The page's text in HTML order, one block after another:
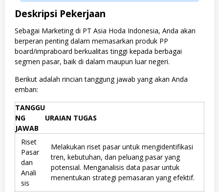
Deskripsi Pekerjaan
Sebagai Marketing di PT Asia Hoda Indonesia, Anda akan
berperan penting dalam memasarkan produk PP
board/impraboard berkualitas tinggi kepada berbagai
segmen pasar, baik di dalam maupun luar negeri.
Berikut adalah rincian tanggung jawab yang akan Anda
emban:
TANGGU
NG
JAWAB
URAIAN TUGAS
Riset
Pasar
dan
Anali
sis
Melakukan riset pasar untuk mengidentifikasi
tren, kebutuhan, dan peluang pasar yang
potensial. Menganalisis data pasar untuk
menentukan strategi pemasaran yang efektif.